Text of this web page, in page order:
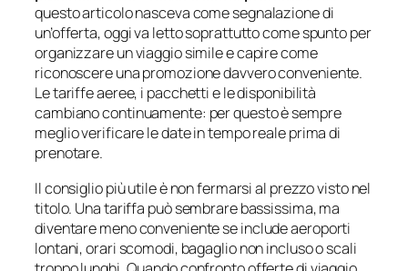
questo articolo nasceva come segnalazione di
un’offerta, oggi va letto soprattutto come spunto per
organizzare un viaggio simile e capire come
riconoscere una promozione davvero conveniente.
Le tariffe aeree, i pacchetti e le disponibilità
cambiano continuamente: per questo è sempre
meglio verificare le date in tempo reale prima di
prenotare.
Il consiglio più utile è non fermarsi al prezzo visto nel
titolo. Una tariffa può sembrare bassissima, ma
diventare meno conveniente se include aeroporti
lontani, orari scomodi, bagaglio non incluso o scali